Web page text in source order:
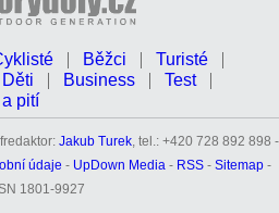
Běžci
Turisté
Děti Business
Test
pití
Jakub Turek, tel.: +420 728 892 898 -
údaje - UpDown Media- RSS- Sitemap-
1801-9927